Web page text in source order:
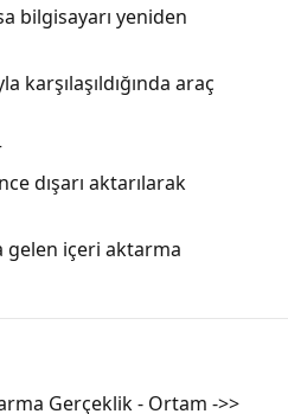
bilgisayarı yeniden
karşılaşıldığında araç
dışarı aktarılarak
içeri aktarma
Gerçeklik - Ortam ->>